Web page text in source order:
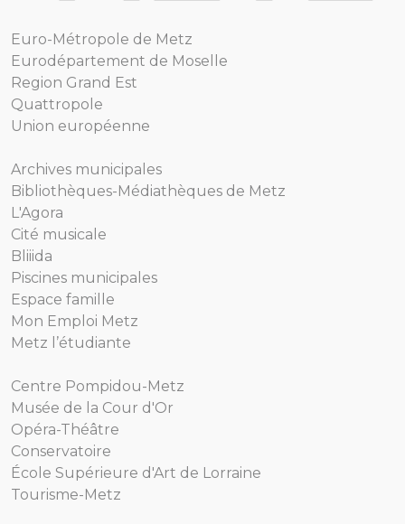
Euro-Métropole de Metz
Eurodépartement de Moselle
Region Grand Est
Quattropole
Union européenne
Archives municipales
Bibliothèques-Médiathèques de Metz
L'Agora
Cité musicale
Bliiida
Piscines municipales
Espace famille
Mon Emploi Metz
Metz l’étudiante
Centre Pompidou-Metz
Musée de la Cour d'Or
Opéra-Théâtre
Conservatoire
École Supérieure d'Art de Lorraine
Tourisme-Metz